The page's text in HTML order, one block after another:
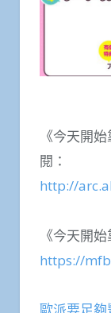
《今天開
閱：
http://
《今天開
https://